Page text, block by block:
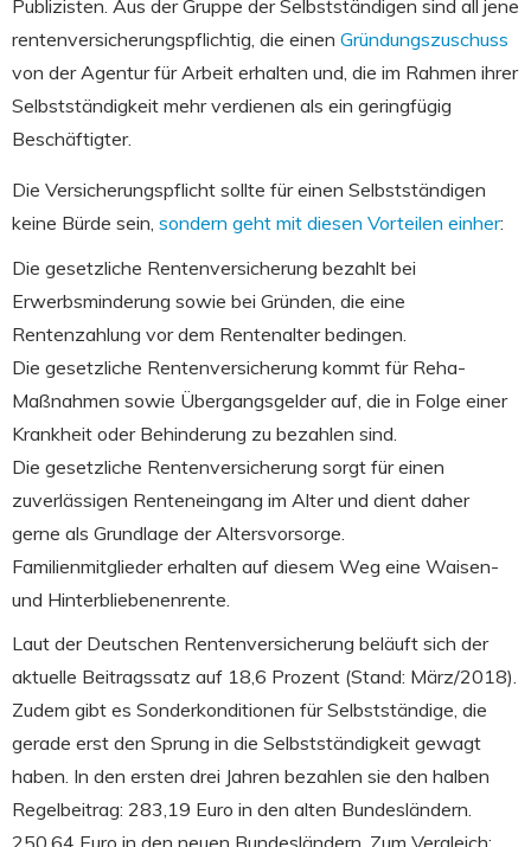
Publizisten. Aus der Gruppe der Selbstständigen sind all jene
rentenversicherungspflichtig, die einen Gründungszuschuss
von der Agentur für Arbeit erhalten und, die im Rahmen ihrer
Selbstständigkeit mehr verdienen als ein geringfügig
Beschäftigter.
Die Versicherungspflicht sollte für einen Selbstständigen
keine Bürde sein, sondern geht mit diesen Vorteilen einher:
Die gesetzliche Rentenversicherung bezahlt bei
Erwerbsminderung sowie bei Gründen, die eine
Rentenzahlung vor dem Rentenalter bedingen.
Die gesetzliche Rentenversicherung kommt für Reha-
Maßnahmen sowie Übergangsgelder auf, die in Folge einer
Krankheit oder Behinderung zu bezahlen sind.
Die gesetzliche Rentenversicherung sorgt für einen
zuverlässigen Renteneingang im Alter und dient daher
gerne als Grundlage der Altersvorsorge.
Familienmitglieder erhalten auf diesem Weg eine Waisen-
und Hinterbliebenenrente.
Laut der Deutschen Rentenversicherung beläuft sich der
aktuelle Beitragssatz auf 18,6 Prozent (Stand: März/2018).
Zudem gibt es Sonderkonditionen für Selbstständige, die
gerade erst den Sprung in die Selbstständigkeit gewagt
haben. In den ersten drei Jahren bezahlen sie den halben
Regelbeitrag: 283,19 Euro in den alten Bundesländern.
250,64 Euro in den neuen Bundesländern. Zum Vergleich: